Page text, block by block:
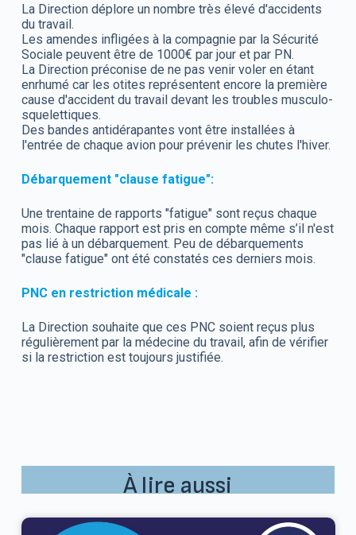
La Direction déplore un nombre très élevé d'accidents
du travail.
Les amendes infligées à la compagnie par la Sécurité
Sociale peuvent être de 1000€ par jour et par PN.
La Direction préconise de ne pas venir voler en étant
enrhumé car les otites représentent encore la première
cause d'accident du travail devant les troubles musculo-
squelettiques.
Des bandes antidérapantes vont être installées à
l'entrée de chaque avion pour prévenir les chutes l'hiver.
Débarquement "clause fatigue":
Une trentaine de rapports "fatigue" sont reçus chaque
mois. Chaque rapport est pris en compte même s’il n'est
pas lié à un débarquement. Peu de débarquements
"clause fatigue" ont été constatés ces derniers mois.
PNC en restriction médicale :
La Direction souhaite que ces PNC soient reçus plus
régulièrement par la médecine du travail, afin de vérifier
si la restriction est toujours justifiée.
À lire aussi